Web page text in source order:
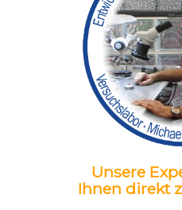
Unsere
Ihnen direkt